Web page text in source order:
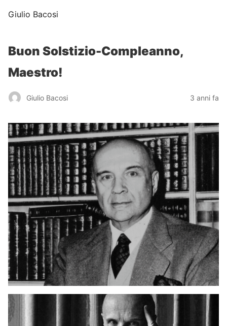
Giulio Bacosi
Buon Solstizio-Compleanno,
Maestro!
Giulio Bacosi 3 anni fa